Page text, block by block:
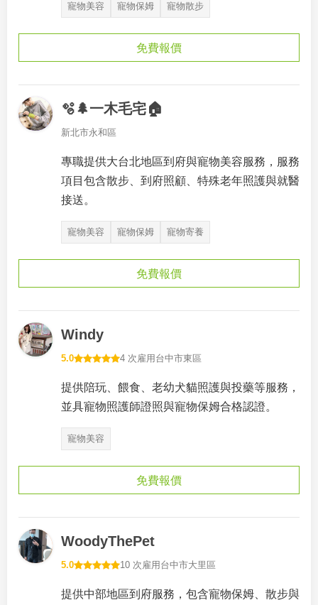
寵物美容 寵物保姆 寵物散步
免費報價
🫧🌲一木毛宅🏠
新北市永和區
專職提供大台北地區到府與寵物美容服務，服務
項目包含散步、到府照顧、特殊老年照護與就醫
接送。
寵物美容 寵物保姆 寵物寄養
免費報價
Windy
5.0 4 次雇用 台中市東區
提供陪玩、餵食、老幼犬貓照護與投藥等服務，
並具寵物照護師證照與寵物保姆合格認證。
寵物美容
免費報價
WoodyThePet
5.0 10 次雇用 台中市大里區
提供中部地區到府服務，包含寵物保姆、散步與